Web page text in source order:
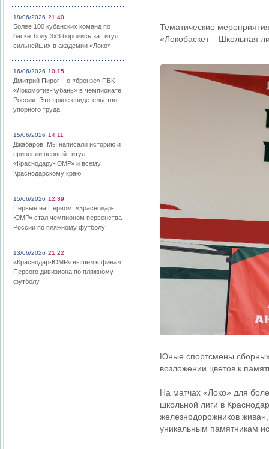
18/06/2026 21:40
Более 100 кубанских команд по
баскетболу 3х3 боролись за титул
сильнейших в академии «Локо»
16/06/2026 10:15
Дмитрий Пирог – о «бронзе» ПБК
«Локомотив-Кубань» в чемпионате
России: Это яркое свидетельство
упорного труда
15/06/2026 14:11
Джабаров: Мы написали историю и
принесли первый титул
«Краснодару-ЮМР» и всему
Краснодарскому краю
15/06/2026 12:39
Первые на Первом: «Краснодар-
ЮМР» стал чемпионом первенства
России по пляжному футболу!
13/06/2026 21:22
«Краснодар-ЮМР» вышел в финал
Первого дивизиона по пляжному
футболу
Тематические
«Локобаскет – Школьная
Юные спортсмены сборных
возложении цветов к
На матчах «Локо» для
школьной лиги в
железнодорожников
уникальным памятникам